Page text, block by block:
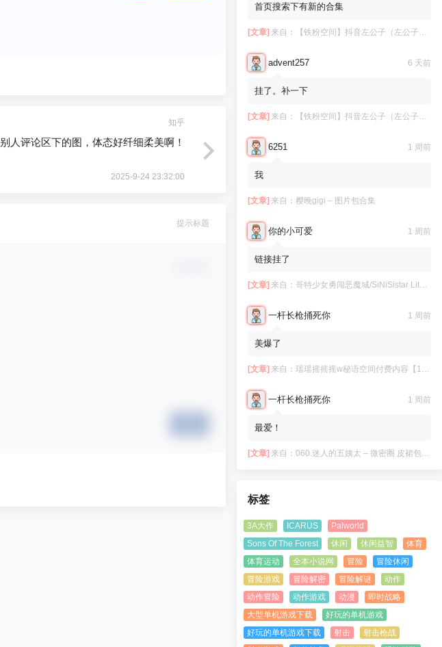
知乎
别人评论区下的图，体态好纤细柔美啊！
2025-9-24 23:32:00
提示标题
首页搜索下有新的合集
[文章] 来自： 【铁粉空间】抖音左公子（左公子666）合集【2063P 181V】
advent257 6 天前
挂了。补一下
[文章] 来自： 【铁粉空间】抖音左公子（左公子666）合集【2063P 181V】
6251 1 周前
我
[文章] 来自： 樱晚gigi – 图片包合集
你的小可爱 1 周前
链接挂了
[文章] 来自： 哥特少女勇闯恶魔城/SiNiSistar Lite Version（Build.7793201+DLC+通关档）
一杆长枪捅死你 1 周前
美爆了
[文章] 来自： 瑶瑶摇摇摇w秘语空间付费内容【11.06】
一杆长枪捅死你 1 周前
最爱！
[文章] 来自： 060.迷人的五姨太 – 微密圈 皮裙包臀裙 [28P-127MB]
标签
3A大作 ICARUS
Palworld
Sons Of The Forest
休闲 休闲益智
体育
体育运动
全本小说网 冒险
冒险休闲
冒险游戏
冒险解密 冒险解谜
动作
动作冒险
动作游戏 动漫
即时战略
大型单机游戏下载
好玩的单机游戏
好玩的单机游戏下载
射击
射击枪战